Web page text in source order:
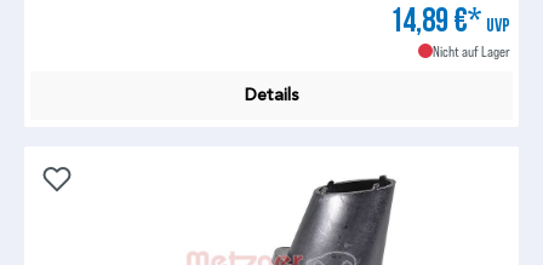
14,89 €* UVP
Nicht auf Lager
Details